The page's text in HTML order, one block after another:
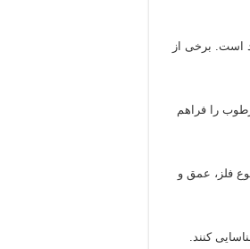
است. برخی از
را فراهم
فلز، عمق و
کنند.